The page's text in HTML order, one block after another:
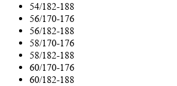
54/182-188
56/170-176
56/182-188
58/170-176
58/182-188
60/170-176
60/182-188